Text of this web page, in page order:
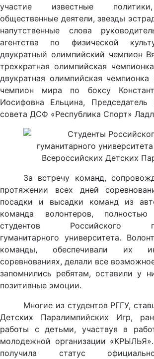
участие известные
общественные деятели, звезды
напутственные слова
агентства по физической
двукратный олимпийский чемпион
трехкратная олимпийская
двукратная олимпийская
чемпион мира по боксу
Иосифовна Ельцина, Председатель
совета ДСФ «Республика Спорт»
За встречу команд,
протяжении всех дней
посадки и высадки команд из
команда волонтеров,
студентов Российского
гуманитарного университета.
команды, обеспечивали их
соревнованиях, делали все
запомнились ребятам, оставили у
позитивные эмоции.
Многие из студентов РГГУ,
Детских Паралимпийских Игр,
работы с детьми, участвуя в
молодежной организации
получила статус